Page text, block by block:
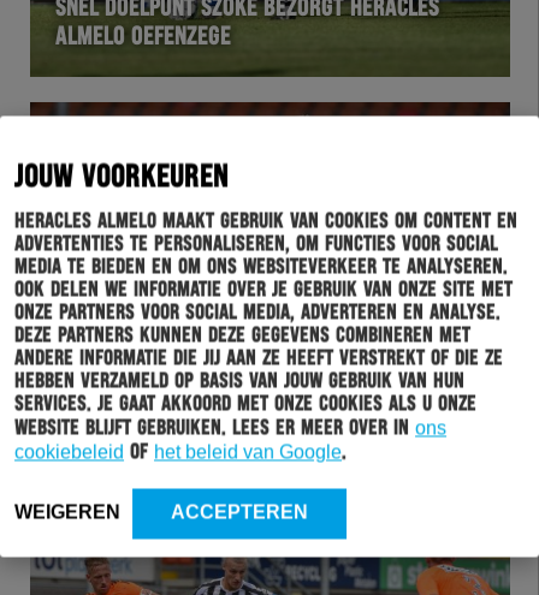
JOUW VOORKEUREN
Heracles Almelo maakt gebruik van cookies om content en
advertenties te personaliseren, om functies voor social
media te bieden en om ons websiteverkeer te analyseren.
Ook delen we informatie over je gebruik van onze site met
onze partners voor social media, adverteren en analyse.
Deze partners kunnen deze gegevens combineren met
andere informatie die jij aan ze heeft verstrekt of die ze
hebben verzameld op basis van jouw gebruik van hun
services. Je gaat akkoord met onze cookies als u onze
website blijft gebruiken. Lees er meer over in ons
cookiebeleid of het beleid van Google.
WEIGEREN ACCEPTEREN
SNEL DOELPUNT SZÖKE BEZORGT HERACLES
ALMELO OEFENZEGE
WEDSTRIJD 20-07-2019
FOTO’S: FC VOLENDAM – HERACLES ALMELO